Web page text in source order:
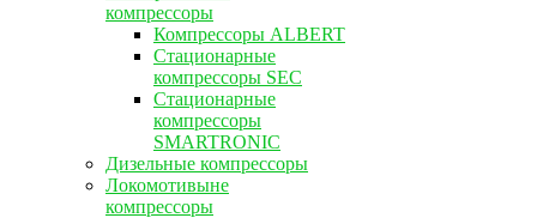
компрессоры
Компрессоры ALBERT
Стационарные
компрессоры SEC
Стационарные
компрессоры
SMARTRONIC
Дизельные компрессоры
Локомотивыне
компрессоры